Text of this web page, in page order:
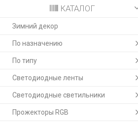
КАТАЛОГ
Зимний декор
По назначению
По типу
Светодиодные ленты
Светодиодные светильники
Прожекторы RGB